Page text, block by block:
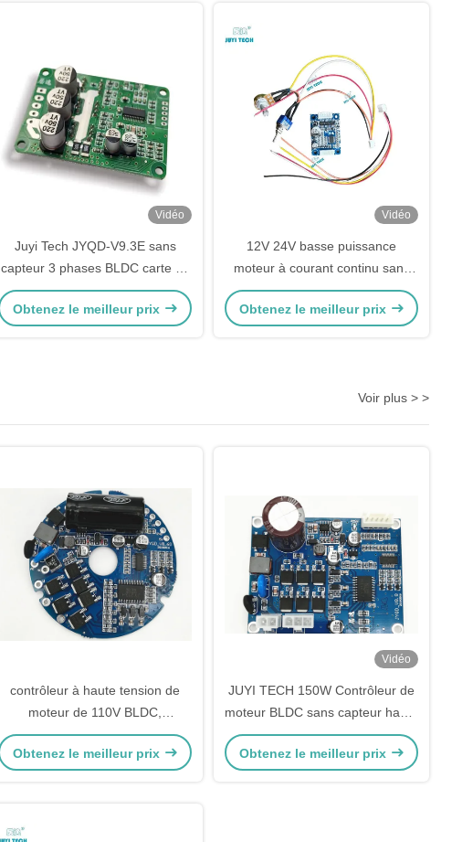
Vidéo
Juyi Tech JYQD-V9.3E sans
capteur 3 phases BLDC carte de
contrôle du moteur 10V 12V 24V
36V 10A 15A 20A Max
Obtenez le meilleur prix
Vidéo
12V 24V basse puissance
moteur à courant continu sans
balais pilote Bldc carte de
commande JYQD-V8.10B
Obtenez le meilleur prix
Voir plus > >
contrôleur à haute tension de
moteur de 110V BLDC,
contrôleur sans brosse rond de
C.C 150W
Obtenez le meilleur prix
Vidéo
JUYI TECH 150W Contrôleur de
moteur BLDC sans capteur haute
tension PWM Fréquence 1-
20KHZ Cycle de fonctionnement
Obtenez le meilleur prix